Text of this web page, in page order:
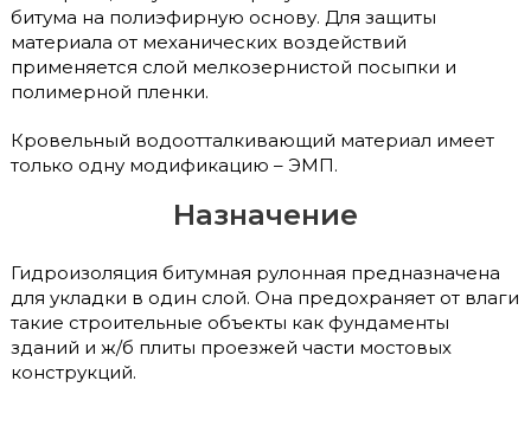
битума на полиэфирную основу. Для защиты
материала от механических воздействий
применяется слой мелкозернистой посыпки и
полимерной пленки.
Кровельный водоотталкивающий материал имеет
только одну модификацию – ЭМП.
Назначение
Гидроизоляция битумная рулонная предназначена
для укладки в один слой. Она предохраняет от влаги
такие строительные объекты как фундаменты
зданий и ж/б плиты проезжей части мостовых
конструкций.